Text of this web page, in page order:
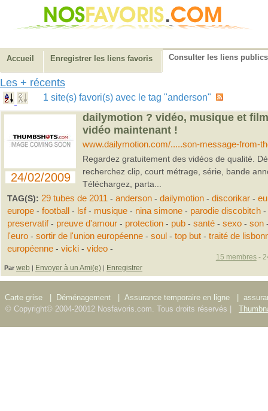
Accueil Enregistrer les liens favoris Consulter les liens publics
Les + récents
1 site(s) favori(s) avec le tag "anderson"
24/02/2009
dailymotion ? vidéo, musique et
vidéo maintenant !
www.dailymotion.com/.....son-message-from-
Regardez gratuitement des vidéos de qualité.
recherchez clip, court métrage, série, bande
Téléchargez, parta...
TAG(S): 29 tubes de 2011 - anderson - dailymotion - discorikar -
europe - football - lsf- musique - nina simone - parodie discobitch -
preservatif- preuve d'amour - protection - pub - santé - sexo - son
l'euro - sortir de l'union européenne - soul - top but - traité de
européenne - vicki - video -
Par web | Envoyer à un Ami(e) | Enregistrer
15 membres-
Carte grise Déménagement Assurance temporaire en ligne
© Copyright© 2004-20012 Nosfavoris.com. Tous droits réservés |